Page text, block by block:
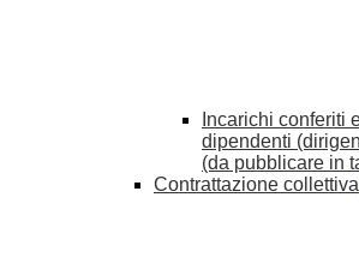
Incarichi conferiti
dipendenti
(da pubblicare in
Contrattazione collettiva